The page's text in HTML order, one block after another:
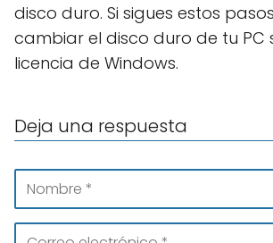
disco duro. Si sigues estos
cambiar el disco duro de tu PC
licencia de Windows.
Deja una respuesta